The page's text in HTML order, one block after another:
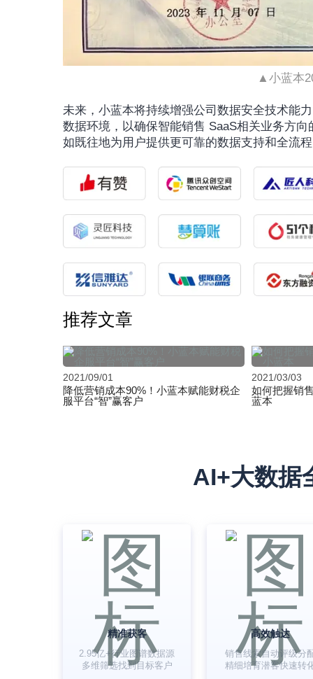
▲小蓝本
未来，小蓝本将持续增强公司数据安全技术能
数据环境，以确保智能销售 SaaS相关业务方
如既往地为用户提供更可靠的数据支持和全流
推荐文章
2021/09/01
降低营销成本90%！小蓝本赋能财税企
服平台“智”赢客户
2021/03/03
如何把握销
蓝本
AI+大数据
精准获客
2.95亿+行业图谱数据源
多维筛选找到目标客户
高效触达
销售线索自动评级分
精细培育潜客快速转